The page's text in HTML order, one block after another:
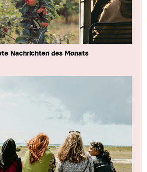
Nachrichten des Monats